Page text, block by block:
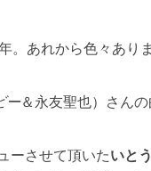
。あれから色々あり
ー＆永友聖也）さん
ーさせて頂いたいと